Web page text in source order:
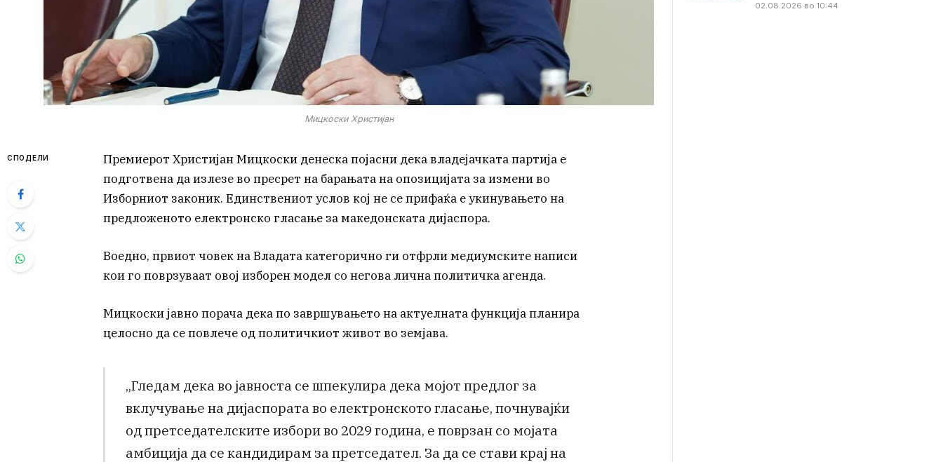
Мицкоски Христијан
СПОДЕЛИ
Премиерот Христијан Мицкоски денеска појасни дека владејачката партија е
подготвена да излезе во пресрет на барањата на опозицијата за измени во
Изборниот законик. Единствениот услов кој не се прифаќа е укинувањето на
предложеното електронско гласање за македонската дијаспора.
Воедно, првиот човек на Владата категорично ги отфрли медиумските написи
кои го поврзуваат овој изборен модел со негова лична политичка агенда.
Мицкоски јавно порача дека по завршувањето на актуелната функција планира
целосно да се повлече од политичкиот живот во земјава.
„Гледам дека во јавноста се шпекулира дека мојот предлог за
вклучување на дијаспората во електронското гласање, почнувајќи
од претседателските избори во 2029 година, е поврзан со мојата
амбиција да се кандидирам за претседател. За да се стави крај на
02.08.2026 во 10:44